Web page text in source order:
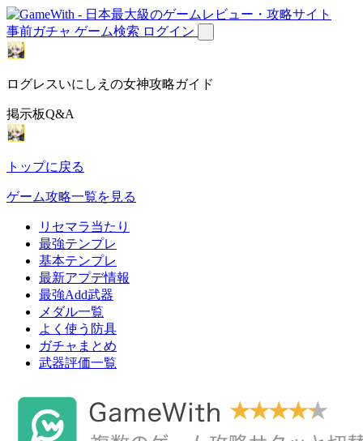
事前ガチャ ゲーム検索 ログイン
ログレスいにしえの女神攻略ガイド
掲示板Q&A
トップに戻る
ゲーム攻略一覧を見る
リセマラ当たり
最強テンプレ
基本テンプレ
最新アプデ情報
最強Add武器
メダル一覧
よく使う防具
ガチャまとめ
武器評価一覧